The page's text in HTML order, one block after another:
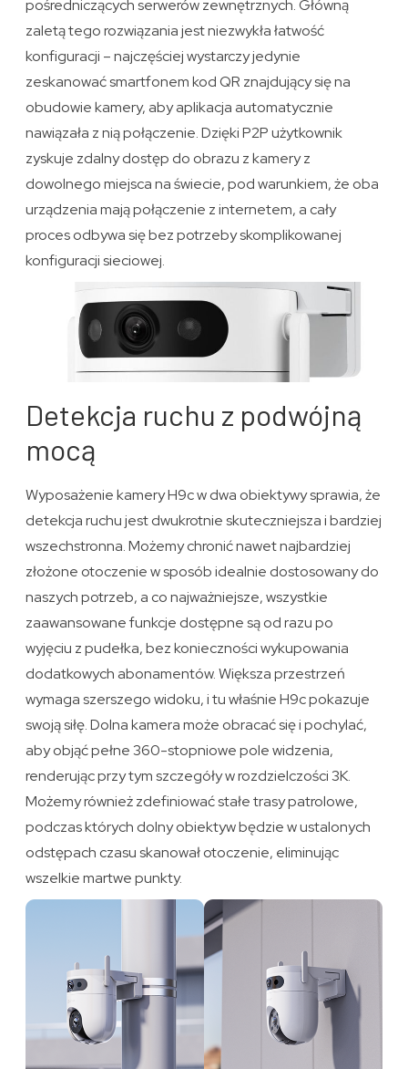
pośredniczących serwerów zewnętrznych. Główną
zaletą tego rozwiązania jest niezwykła łatwość
konfiguracji – najczęściej wystarczy jedynie
zeskanować smartfonem kod QR znajdujący się na
obudowie kamery, aby aplikacja automatycznie
nawiązała z nią połączenie. Dzięki P2P użytkownik
zyskuje zdalny dostęp do obrazu z kamery z
dowolnego miejsca na świecie, pod warunkiem, że oba
urządzenia mają połączenie z internetem, a cały
proces odbywa się bez potrzeby skomplikowanej
konfiguracji sieciowej.
Detekcja ruchu z podwójną
mocą
Wyposażenie kamery H9c w dwa obiektywy sprawia, że
detekcja ruchu jest dwukrotnie skuteczniejsza i bardziej
wszechstronna. Możemy chronić nawet najbardziej
złożone otoczenie w sposób idealnie dostosowany do
naszych potrzeb, a co najważniejsze, wszystkie
zaawansowane funkcje dostępne są od razu po
wyjęciu z pudełka, bez konieczności wykupowania
dodatkowych abonamentów. Większa przestrzeń
wymaga szerszego widoku, i tu właśnie H9c pokazuje
swoją siłę. Dolna kamera może obracać się i pochylać,
aby objąć pełne 360-stopniowe pole widzenia,
renderując przy tym szczegóły w rozdzielczości 3K.
Możemy również zdefiniować stałe trasy patrolowe,
podczas których dolny obiektyw będzie w ustalonych
odstępach czasu skanował otoczenie, eliminując
wszelkie martwe punkty.